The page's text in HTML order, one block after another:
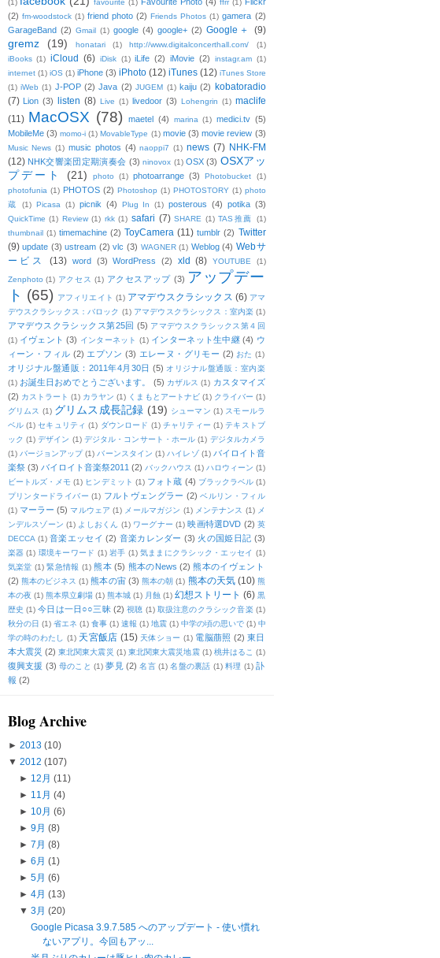
(1)
favourite (1) ffrr (1)
(2) fm-woodstock (1) friend photo (2) Friends Photos (1) gamera (2)
GarageBand (2) Gmail (1) google (4) google+ (2) Google＋ (9)
gremz (19) honatari (1) http://www.digitalconcerthall.com/
(1)
iBooks (1) iCloud (6) iDisk (1) iLife (2) iMovie (2) instagr.am (1)
internet (1) iOS (1) iPhone (3) iPhoto (12) iTunes (12) iTunes Store
(1) iWeb (1) J-POP (2) Java (2) JUGEM (1) kaiju (2)
kobatoradio
(7) Lion (3) listen (8) Live (1) livedoor (3) Lohengrin (1) maclife
(11) MacOSX (78) maetel (4) marina (1) medici.tv (5)
MobileMe (3) momo-i (1) MovableType (1) movie (3) movie review (3)
Music News (1) music photos (4) naoppi7 (1) news (7) NHK-FM
(12) NHK交響楽団定期演奏会 (3) ninovox (1) OSX (3) OSXアッ
プデート
(21) photo (1) photoarrange (3) Photobucket
(1)
photofunia (1) PHOTOS (2) Photoshop (1) PHOTOSTORY (1) photo
蔵
(1) Picasa (1) picnik (4) Plug In (1) posterous (4) potika (3)
QuickTime (1) Review (1) rkk (1) safari (7) SHARE (1) TAS推薦
(1)
thumbnail (1) timemachine (2) ToyCamera (11) tumblr (2) Twitter
(9) update (3) ustream (2) vlc (3) WAGNER (1) Weblog (4) Webサ
ービス
(13) word (3) WordPress (2) xld (8) YOUTUBE (1)
Zenphoto (1) アクセス (1) アクセスアップ (3) アップデー
ト (65) アフィリエイト (1) アマデウスクラシックス (6) アマ
デウスクラシックス：バロック (1) アマデウスクラシックス：室内楽 (1)
アマデウスクラシックス第25回 (5) アマデウスクラシックス第４回
(1) イヴェント (3) インターネット (1) インターネット生中継 (4) ウ
ィーン・フィル (2) エプソン (3) エレーヌ・グリモー (2) おた (1)
オリジナル盤通販：2011年4月30日 (5) オリジナル盤通販：室内楽
(1) お誕生日おめでとうございます。 (5) カザルス (1) カスタマイズ
(2) カストラート (1) カラヤン (1) くまもとアートナビ (1) クライバー (1)
グリムス (1) グリムス成長記録 (19) シューマン (1) スモールラ
ベル (1) セキュリティ (1) ダウンロード (1) チャリティー (1) テキストブ
ック (1) デザイン (1) デジタル・コンサート・ホール (1) デジタルカメラ
(1) バージョンアップ (1) バーンスタイン (1) ハイレゾ (1) バイロイト音
楽祭 (3) バイロイト音楽祭2011 (2) バックハウス (1) ハロウィーン (1)
ビートルズ・メモ (1) ヒンデミット (1) フォト蔵 (4) ブラックラベル (1)
プリンタードライバー (1) フルトヴェングラー (2) ベルリン・フィル
(1) マーラー (5) マルウェア (1) メールマガジン (1) メンテナンス (1) メ
ンデルスゾーン (1) よしおくん (1) ワーグナー (1) 映画特選DVD (2) 英
DECCA (1) 音楽エッセイ (2) 音楽カレンダー (3) 火の国姫日記 (3)
楽器 (1) 環境キーワード (1) 岩手 (1) 気ままにクラシック・エッセイ (1)
気楽堂 (1) 緊急情報 (1) 熊本 (5) 熊本のNews (2) 熊本のイヴェント
(2) 熊本のビジネス (1) 熊本の宙 (3) 熊本の朝 (1) 熊本の天気 (10) 熊
本の夜 (1) 熊本県立劇場 (1) 熊本城 (1) 月蝕 (1) 幻想ストリート (6) 黒
歴史 (1) 今日は一日○○三昧 (2) 視聴 (1) 取扱注意のクラシック音楽 (1)
秋分の日 (1) 省エネ (1) 食事 (1) 速報 (1) 地震 (1) 中学の頃の思いで (1) 中
学の時のわたし
(1) 天宮飯店 (15) 天体ショー (1) 電脳萠照 (2) 東日
本大震災 (2) 東北関東大震災 (1) 東北関東大震災地震 (1) 桃井はるこ (1)
復興支援 (3) 母のこと (1) 夢見 (2) 名言 (1) 名盤の裏話 (1) 料理 (1) 訃
報 (2)
Blog Archive
► 2013 (10)
▼ 2012 (107)
► 12月 (11)
► 11月 (4)
► 10月 (6)
► 9月 (8)
► 7月 (8)
► 6月 (1)
► 5月 (6)
► 4月 (13)
▼ 3月 (20)
Google Picasa 3.9.7.585 へのアップデート - 使い慣れ
ないアプリ。今回もアッ...